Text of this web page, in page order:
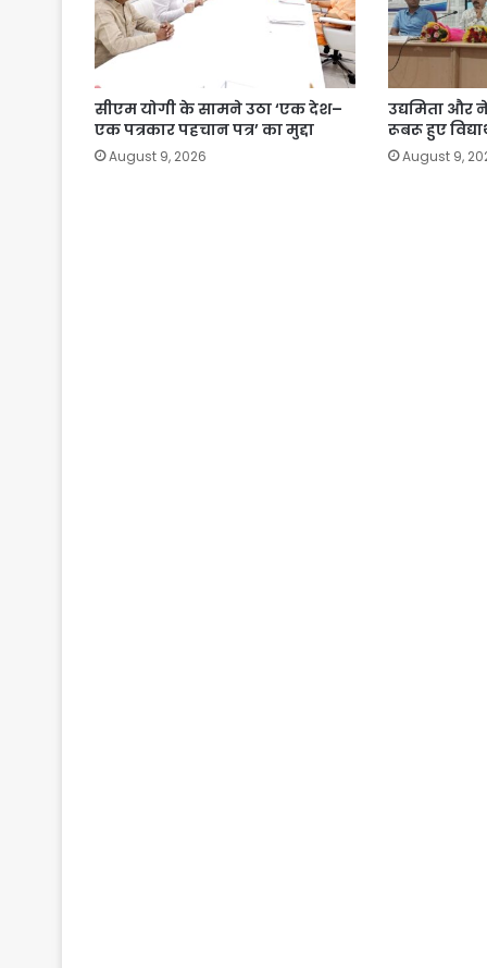
सीएम योगी के सामने उठा ‘एक देश–
एक पत्रकार पहचान पत्र’ का मुद्दा
August 9, 2026
उद्यमिता और
रूबरू हुए
August 9,